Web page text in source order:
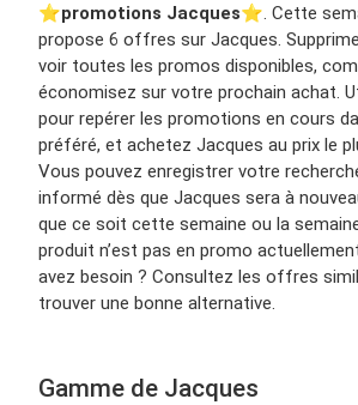
⭐️promotions Jacques⭐️. Cette
propose 6 offres sur Jacques.
voir toutes les promos disponibles,
économisez sur votre prochain achat.
pour repérer les promotions en cours
préféré, et achetez Jacques au prix le
Vous pouvez enregistrer votre
informé dès que Jacques sera à
que ce soit cette semaine ou la
produit n’est pas en promo
avez besoin ? Consultez les offres
trouver une bonne alternative.
Gamme de Jacques